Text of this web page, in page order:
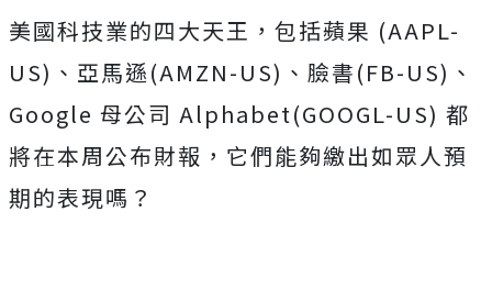
美國科技業的四大天王，包括蘋果 (AAPL-
US)、亞馬遜(AMZN-US)、臉書(FB-US)、
Google 母公司 Alphabet(GOOGL-US) 都
將在本周公布財報，它們能夠繳出如眾人預
期的表現嗎？